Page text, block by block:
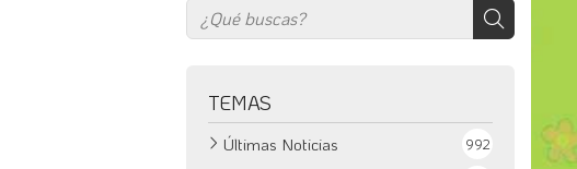
TEMAS
Últimas Noticias 992